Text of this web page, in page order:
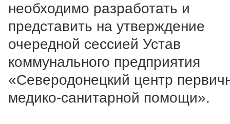
необходимо разработать и
представить на утверждение
очередной сессией Устав
коммунального предприятия
«Северодонецкий центр
медико-санитарной помощи».